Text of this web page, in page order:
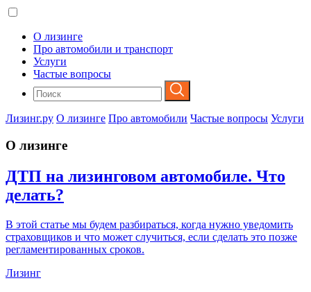
О лизинге
Про автомобили и транспорт
Услуги
Частые вопросы
Лизинг.ру О лизинге Про автомобили Частые вопросы Услуги
О лизинге
ДТП на лизинговом автомобиле. Что
делать?
В этой статье мы будем разбираться, когда нужно уведомить
страховщиков и что может случиться, если сделать это позже
регламентированных сроков.
Лизинг